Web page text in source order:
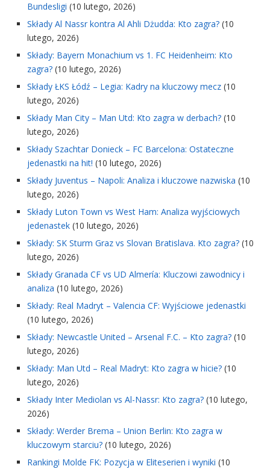
Bundesligi (10 lutego, 2026)
Składy Al Nassr kontra Al Ahli Dżudda: Kto zagra? (10
lutego, 2026)
Składy: Bayern Monachium vs 1. FC Heidenheim: Kto
zagra? (10 lutego, 2026)
Składy ŁKS Łódź – Legia: Kadry na kluczowy mecz (10
lutego, 2026)
Składy Man City – Man Utd: Kto zagra w derbach? (10
lutego, 2026)
Składy Szachtar Donieck – FC Barcelona: Ostateczne
jedenastki na hit! (10 lutego, 2026)
Składy Juventus – Napoli: Analiza i kluczowe nazwiska (10
lutego, 2026)
Składy Luton Town vs West Ham: Analiza wyjściowych
jedenastek (10 lutego, 2026)
Składy: SK Sturm Graz vs Slovan Bratislava. Kto zagra? (10
lutego, 2026)
Składy Granada CF vs UD Almería: Kluczowi zawodnicy i
analiza (10 lutego, 2026)
Składy: Real Madryt – Valencia CF: Wyjściowe jedenastki
(10 lutego, 2026)
Składy: Newcastle United – Arsenal F.C. – Kto zagra? (10
lutego, 2026)
Składy: Man Utd – Real Madryt: Kto zagra w hicie? (10
lutego, 2026)
Składy Inter Mediolan vs Al-Nassr: Kto zagra? (10 lutego,
2026)
Składy: Werder Brema – Union Berlin: Kto zagra w
kluczowym starciu? (10 lutego, 2026)
Rankingi Molde FK: Pozycja w Eliteserien i wyniki (10